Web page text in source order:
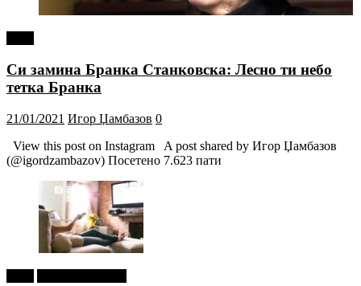
Си замина Бранка Станковска: Лесно ти небо
тетка Бранка
21/01/2021 Игор Џамбазов 0
View this post on Instagram A post shared by Игор Џамбазов
(@igordzambazov) Посетено 7.623 пати